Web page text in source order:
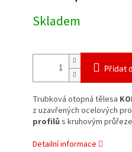
cena:
Skladem
Přidat
Trubková otopná tělesa
z uzavřených ocelových
profilů s kruhovým
Detailní informace